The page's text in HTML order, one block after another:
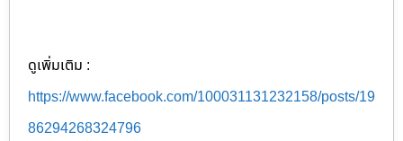
ดูเพิ่มเติม :
https://www.facebook.com/100031131232158/posts/19
86294268324796